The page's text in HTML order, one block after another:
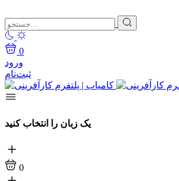
0
ورود
ثبت‌نام
یک زبان را انتخاب کنید
0